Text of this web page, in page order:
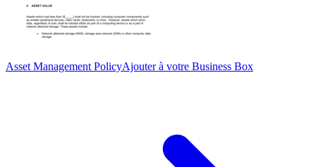
Asset Management PolicyAjouter à votre Business Box